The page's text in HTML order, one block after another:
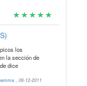
los
la sección de
dice
,06-12-2011